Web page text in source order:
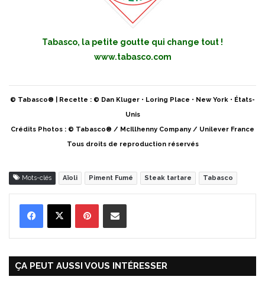
Tabasco, la petite goutte qui change tout !
www.tabasco.com
© Tabasco® | Recette : © Dan Kluger • Loring Place • New York • États-
Unis
Crédits Photos : © Tabasco® / McIllhenny Company / Unilever France
Tous droits de reproduction réservés
Mots-clés Aïoli Piment Fumé Steak tartare Tabasco
ÇA PEUT AUSSI VOUS INTÉRESSER